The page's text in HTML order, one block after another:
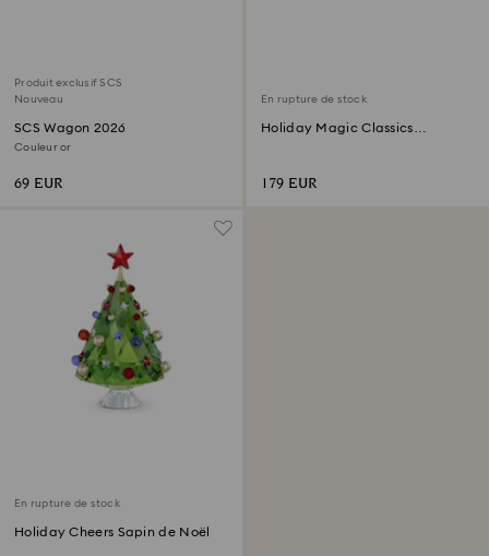
Produit exclusif SCS
Nouveau
SCS Wagon 2026
Couleur or
69 EUR
En rupture de stock
Holiday Magic Classics
179 EUR
En rupture de stock
Holiday Cheers Sapin de Noël